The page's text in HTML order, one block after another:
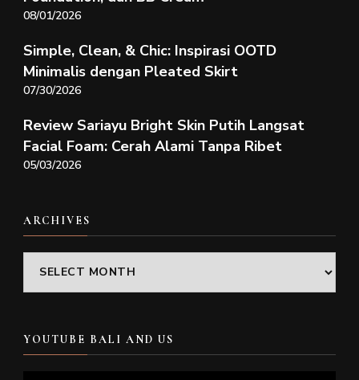
08/01/2026
Simple, Clean, & Chic: Inspirasi OOTD
Minimalis dengan Pleated Skirt
07/30/2026
Review Sariayu Bright Skin Putih Langsat
Facial Foam: Cerah Alami Tanpa Ribet
05/03/2026
ARCHIVES
Archives
YOUTUBE BALI AND US